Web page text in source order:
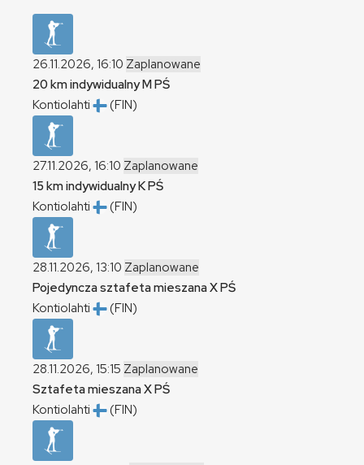
26.11.2026, 16:10 Zaplanowane
20 km indywidualnyMPŚ
Kontiolahti
(FIN)
27.11.2026, 16:10 Zaplanowane
15 km indywidualnyKPŚ
Kontiolahti
(FIN)
28.11.2026, 13:10 Zaplanowane
Pojedyncza sztafeta mieszanaXPŚ
Kontiolahti
(FIN)
28.11.2026, 15:15 Zaplanowane
Sztafeta mieszanaXPŚ
Kontiolahti
(FIN)